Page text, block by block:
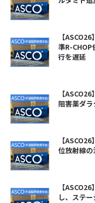
【
準R-CHOP
行を遅延
【
阻害薬ダ
【
位放射線
【
し、ステ